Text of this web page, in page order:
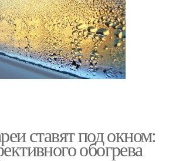
ставят под окном:
обогрева